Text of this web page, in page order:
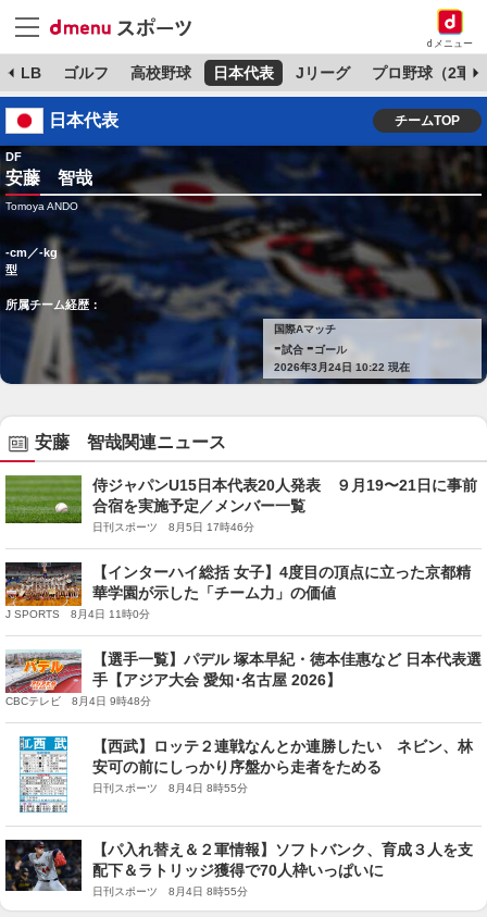
dメニュー
MLB ゴルフ 高校野球 日本代表 Jリーグ プロ野球（2軍）
日本代表 チームTOP
DF
安藤 智哉
Tomoya ANDO
-cm／-kg
型
所属チーム経歴：
国際Aマッチ
-試合 -ゴール
2026年3月24日 10:22 現在
安藤 智哉関連ニュース
侍ジャパンU15日本代表20人発表 ９月19〜21日に事前
合宿を実施予定／メンバー一覧
日刊スポーツ 8月5日 17時46分
【インターハイ総括 女子】4度目の頂点に立った京都精
華学園が示した「チーム力」の価値
J SPORTS 8月4日 11時0分
【選手一覧】パデル 塚本早紀・徳本佳惠など 日本代表選
手【アジア大会 愛知･名古屋 2026】
CBCテレビ 8月4日 9時48分
【西武】ロッテ２連戦なんとか連勝したい ネビン、林
安可の前にしっかり序盤から走者をためる
日刊スポーツ 8月4日 8時55分
【パ入れ替え＆２軍情報】ソフトバンク、育成３人を支
配下＆ラトリッジ獲得で70人枠いっぱいに
日刊スポーツ 8月4日 8時55分